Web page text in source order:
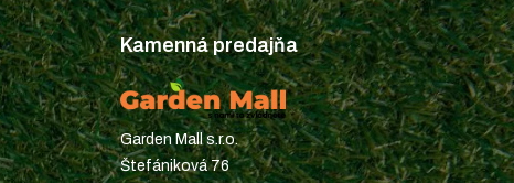
Kamenná predajňa
Garden Mall s.r.o.
Štefániková 76